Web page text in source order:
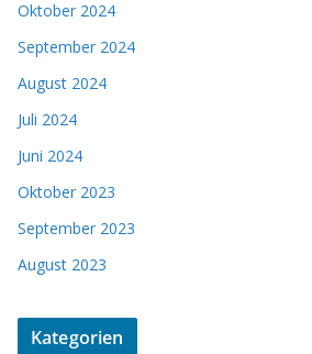
Oktober 2024
September 2024
August 2024
Juli 2024
Juni 2024
Oktober 2023
September 2023
August 2023
Kategorien